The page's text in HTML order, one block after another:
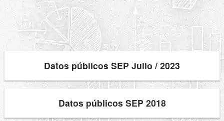
Datos públicos SEP Julio / 2023
Datos públicos SEP 2018